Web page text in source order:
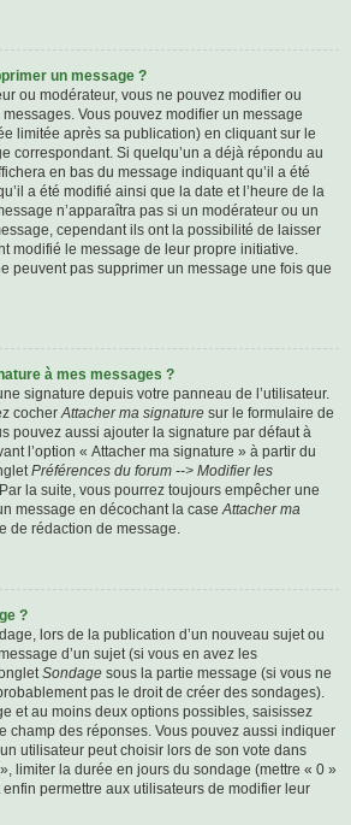
un message ?
ou modérateur, vous ne pouvez modifier ou
Vous pouvez modifier un message
limitée après sa publication) en cliquant sur le
correspondant. Si quelqu’un a déjà répondu au
en bas du message indiquant qu’il a été
a été modifié ainsi que la date et l’heure de la
n’apparaîtra pas si un modérateur ou un
cependant ils ont la possibilité de laisser
modifié le message de leur propre initiative.
peuvent pas supprimer un message une fois que
à mes messages ?
signature depuis votre panneau de l’utilisateur.
cocherAttacher ma signature sur le formulaire de
pouvez aussi ajouter la signature par défaut à
l’option « Attacher ma signature » à partir du
Préférences du forum --> Modifier les
la suite, vous pourrez toujours empêcher une
message en décochant la caseAttacher ma
de rédaction de message.
?
lors de la publication d’un nouveau sujet ou
d’un sujet (si vous en avez les
Sondage sous la partie message (si vous ne
pas le droit de créer des sondages).
et au moins deux options possibles, saisissez
champ des réponses. Vous pouvez aussi indiquer
utilisateur peut choisir lors de son vote dans
limiter la durée en jours du sondage (mettre « 0 »
permettre aux utilisateurs de modifier leur